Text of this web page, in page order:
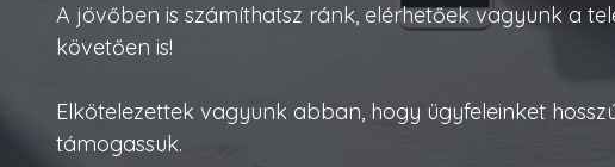
A jövőben is számíthatsz ránk, elérhetőek vagyunk a
követően is!
Elkötelezettek vagyunk abban, hogy ügyfeleinket
támogassuk.